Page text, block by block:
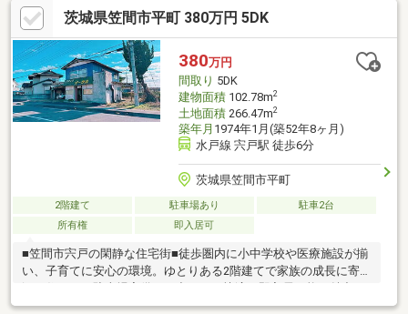
茨城県笠間市平町 380万円 5DK
380万円
間取り 5DK
建物面積102.78m2
土地面積266.47m2
築年月 1974年1月(築52年8ヶ月)
水戸線 宍戸駅 徒歩6分
茨城県笠間市平町
2階建て 駐車場あり
駐車2台
所有権
即入居可
■笠間市宍戸の閑静な住宅街■徒歩圏内に小中学校や医療施設が揃
い、子育てに安心の環境。ゆとりある2階建てで家族の成長に寄り
一戸建てです。